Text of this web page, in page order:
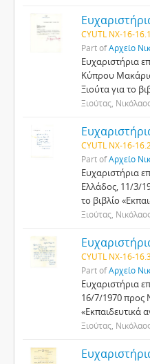
CYUTL NX-16-16.1
Part ofΑρχείο
Ευχαριστήρια
Κύπρου
Ξιούτα για το
Ξιούτας,
CYUTL NX-16-16.2
Part ofΑρχείο
Ευχαριστήρια
Ελλάδος, 11/3/
το βιβλίο
Ξιούτας,
CYUTL NX-16-
Part ofΑρχείο
Ευχαριστήρια
16/7/1970 προς
«Εκπαιδευτικά
Ξιούτας,